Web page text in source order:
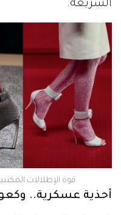
السريعة.
قوة الإطلالات
أحذية عسكرية..